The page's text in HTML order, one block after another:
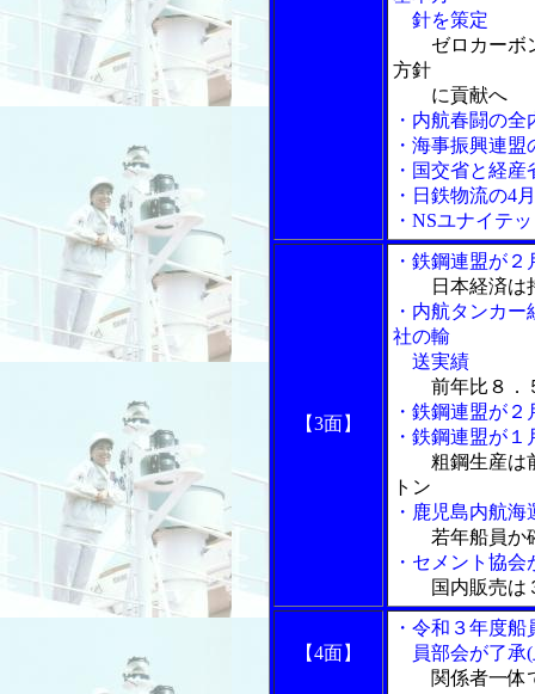
針を策定
ゼロカーボ
方針
に貢献へ
・内航春闘の
・海事振興連
・国交省と経
・日鉄物流の4
・NSユナイテ
【3面】
・鉄鋼連盟が
日本経済は
・内航タンカ
社の輸
送実績
前年比８．
・鉄鋼連盟が
・鉄鋼連盟が
粗鋼生産は
トン
・鹿児島内航
若年船員か
・セメント協
国内販売は
【4面】
・令和３年度
員部会が了承(
関係者一体